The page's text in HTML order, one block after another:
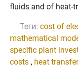
fluids and of heat-
Теги: cost of
mathematical
specific plant
costs , heat transfer